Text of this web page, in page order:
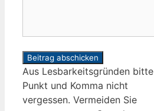
Aus Lesbarkeitsgründen bitte
Punkt und Komma nicht
vergessen. Vermeiden Sie